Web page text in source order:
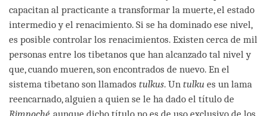
capacitan al practicante a transformar la muerte, el estado
intermedio y el renacimiento. Si se ha dominado ese nivel,
es posible controlar los renacimientos. Existen cerca de mil
personas entre los tibetanos que han alcanzado tal nivel y
que, cuando mueren, son encontrados de nuevo. En el
sistema tibetano son llamados tulkus. Un tulku es un lama
reencarnado, alguien a quien se le ha dado el título de